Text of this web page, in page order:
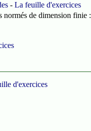
- La feuille d'exercices
normés de dimension finie :
d'exercices